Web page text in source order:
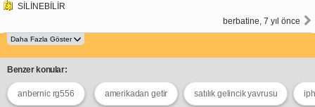
SİLİNEBİLİR
berbatine, 7 yıl önce
Benzer konular:
anbernic rg556 amerikadan getir satılık gelincik yavrusu